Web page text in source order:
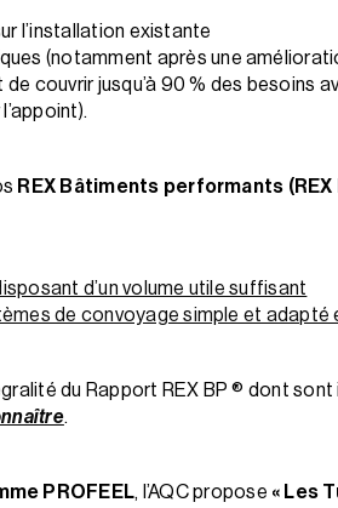
l’installation existante
(notamment après une
couvrir jusqu’à 90 % des besoins
REX Bâtiments performants (REX
d’un volume utile suffisant
de convoyage simple et adapté
du Rapport REX BP ® dont
.
PROFEEL, l’AQC propose « Les